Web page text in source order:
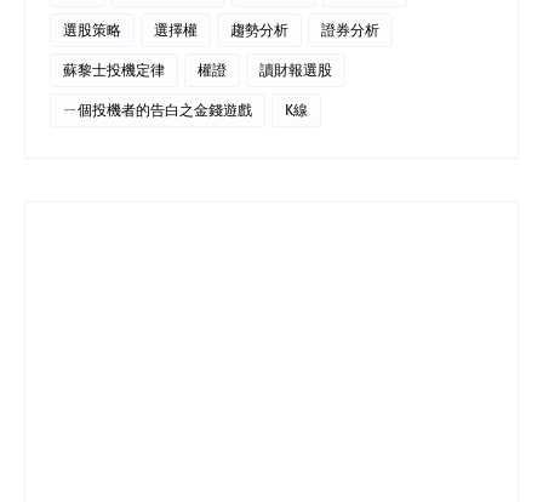
選股策略 選擇權 趨勢分析 證券分析
蘇黎士投機定律 權證 讀財報選股
ㄧ個投機者的告白之金錢遊戲 K線